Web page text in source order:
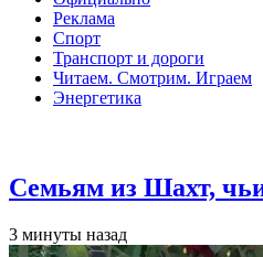
Реклама
Спорт
Транспорт и дороги
Читаем. Смотрим. Играем
Энергетика
Семьям из Шахт,
3 минуты назад